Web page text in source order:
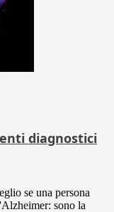
diagnostici
se una persona
sono la